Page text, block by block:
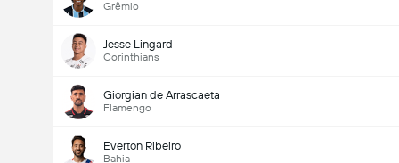
Grêmio
Jesse Lingard
Corinthians
Giorgian de Arrascaeta
Flamengo
Everton Ribeiro
Bahia